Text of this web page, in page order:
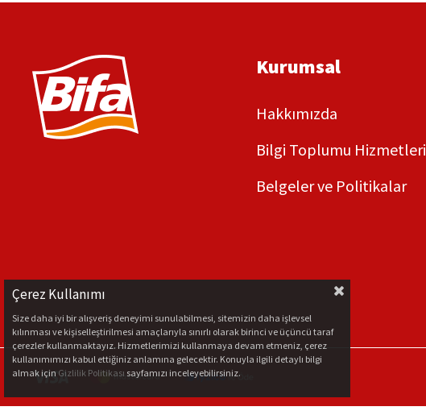
Kurumsal
Hakkımızda
Bilgi Toplumu Hizmetleri
Belgeler ve Politikalar
Çerez Kullanımı
Size daha iyi bir alışveriş deneyimi sunulabilmesi, sitemizin daha işlevsel
kılınması ve kişiselleştirilmesi amaçlarıyla sınırlı olarak birinci ve üçüncü taraf
çerezler kullanmaktayız. Hizmetlerimizi kullanmaya devam etmeniz, çerez
kullanımımızı kabul ettiğiniz anlamına gelecektir. Konuyla ilgili detaylı bilgi
almak için Gizlilik Politikası sayfamızı inceleyebilirsiniz.